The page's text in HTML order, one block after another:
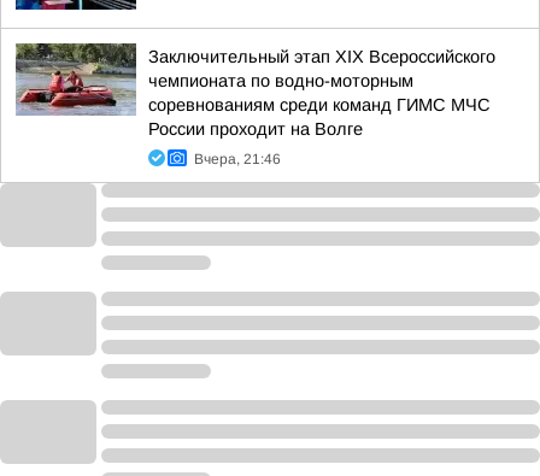
Заключительный этап XIХ Всероссийского
чемпионата по водно-моторным
соревнованиям среди команд ГИМС МЧС
России проходит на Волге
Вчера, 21:46